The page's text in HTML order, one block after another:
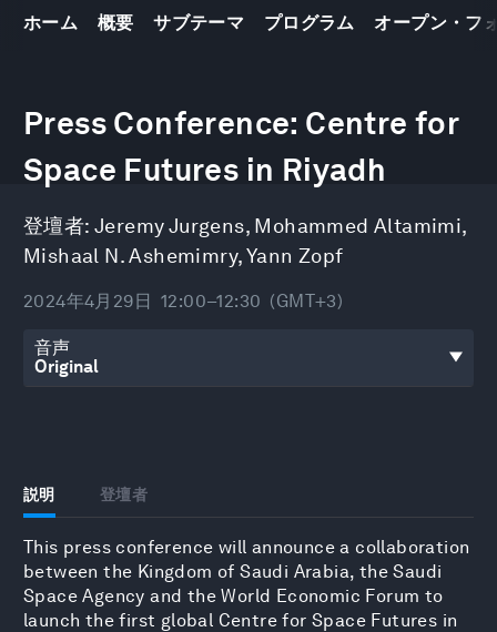
ホーム 概要 サブテーマ プログラム オープン・フ
Press Conference: Centre for
Space Futures in Riyadh
登壇者: Jeremy Jurgens, Mohammed Altamimi,
Mishaal N. Ashemimry,Yann Zopf
2024年4月29日 12:00–12:30 (GMT+3)
音声
説明 登壇者
This press conference will announce a collaboration
between the Kingdom of Saudi Arabia, the Saudi
Space Agency and the World Economic Forum to
launch the first global Centre for Space Futures in
seconds
of
minutes,
51